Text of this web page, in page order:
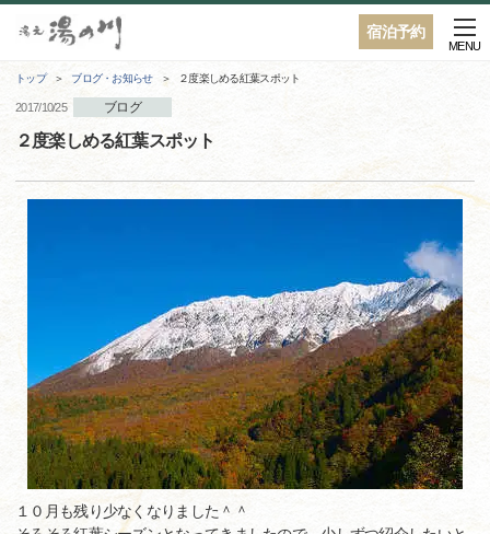
宿泊予約
MENU
トップ ブログ・お知らせ ２度楽しめる紅葉スポット
2017/10/25 ブログ
２度楽しめる紅葉スポット
１０月も残り少なくなりました＾＾